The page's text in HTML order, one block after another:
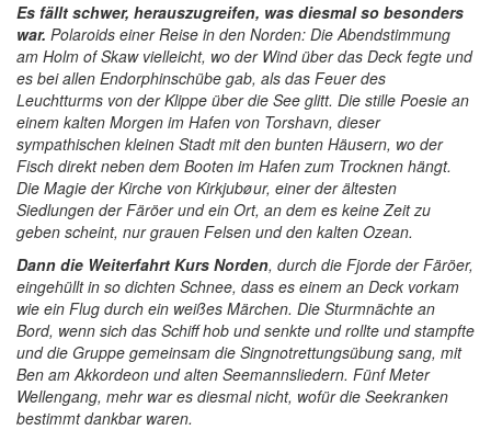
Es fällt schwer, herauszugreifen, was diesmal so besonders
war. Polaroids einer Reise in den Norden: Die Abendstimmung
am Holm of Skaw vielleicht, wo der Wind über das Deck fegte und
es bei allen Endorphinschübe gab, als das Feuer des
Leuchtturms von der Klippe über die See glitt. Die stille Poesie an
einem kalten Morgen im Hafen von Torshavn, dieser
sympathischen kleinen Stadt mit den bunten Häusern, wo der
Fisch direkt neben dem Booten im Hafen zum Trocknen hängt.
Die Magie der Kirche von Kirkjubøur, einer der ältesten
Siedlungen der Färöer und ein Ort, an dem es keine Zeit zu
geben scheint, nur grauen Felsen und den kalten Ozean.
Dann die Weiterfahrt Kurs Norden, durch die Fjorde der Färöer,
eingehüllt in so dichten Schnee, dass es einem an Deck vorkam
wie ein Flug durch ein weißes Märchen. Die Sturmnächte an
Bord, wenn sich das Schiff hob und senkte und rollte und stampfte
und die Gruppe gemeinsam die Singnotrettungsübung sang, mit
Ben am Akkordeon und alten Seemannsliedern. Fünf Meter
Wellengang, mehr war es diesmal nicht, wofür die Seekranken
bestimmt dankbar waren.